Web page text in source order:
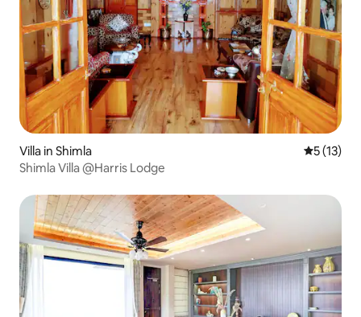
Villa in Shimla
5 (13)
Shimla Villa @Harris Lodge